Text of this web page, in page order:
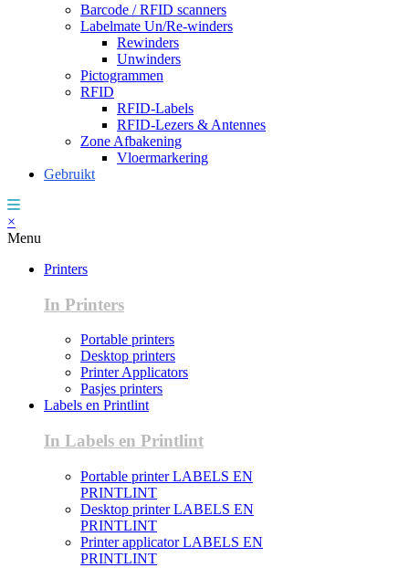
Barcode / RFID scanners
Labelmate Un/Re-winders
Rewinders
Unwinders
Pictogrammen
RFID
RFID-Labels
RFID-Lezers & Antennes
Zone Afbakening
Vloermarkering
Gebruikt
×
Menu
Printers
In Printers
Portable printers
Desktop printers
Printer Applicators
Pasjes printers
Labels en Printlint
In Labels en Printlint
Portable printer LABELS EN
PRINTLINT
Desktop printer LABELS EN
PRINTLINT
Printer applicator LABELS EN
PRINTLINT